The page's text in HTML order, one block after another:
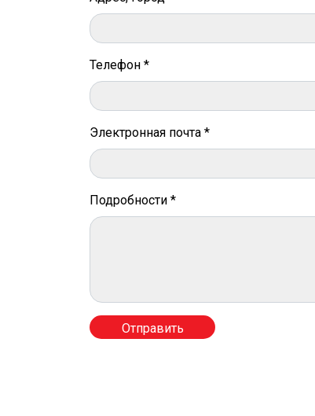
Телефон *
Электронная почта *
Подробности *